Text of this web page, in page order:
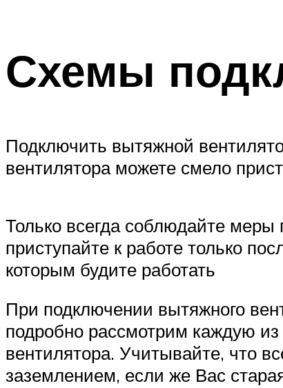
Схемы
Подключить вытяжной
вентилятора можете смело
Только всегда соблюдайте меры
приступайте к работе только
которым будите работать
При подключении вытяжного
подробно рассмотрим каждую
вентилятора. Учитывайте, что
заземлением, если же Вас